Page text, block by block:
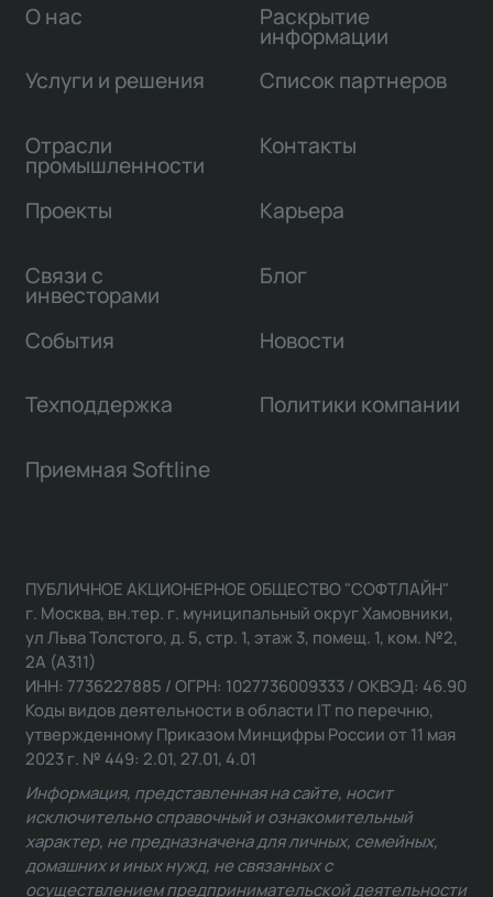
О нас
Услуги и решения
Отрасли
промышленности
Проекты
Связи с
инвесторами
Раскрытие
информации
Список партнеров
Контакты
Карьера
Блог
События Новости
Техподдержка Политики компании
Приемная Softline
ПУБЛИЧНОЕ АКЦИОНЕРНОЕ ОБЩЕСТВО "СОФТЛАЙН"
г. Москва, вн.тер. г. муниципальный округ Хамовники,
ул Льва Толстого, д. 5, стр. 1, этаж 3, помещ. 1, ком. №2,
2А (А311)
ИНН: 7736227885 / ОГРН: 1027736009333 / ОКВЭД: 46.90
Коды видов деятельности в области IT по перечню,
утвержденному Приказом Минцифры России от 11 мая
2023 г. № 449: 2.01, 27.01, 4.01
Информация, представленная на сайте, носит
исключительно справочный и ознакомительный
характер, не предназначена для личных, семейных,
домашних и иных нужд, не связанных с
осуществлением предпринимательской деятельности